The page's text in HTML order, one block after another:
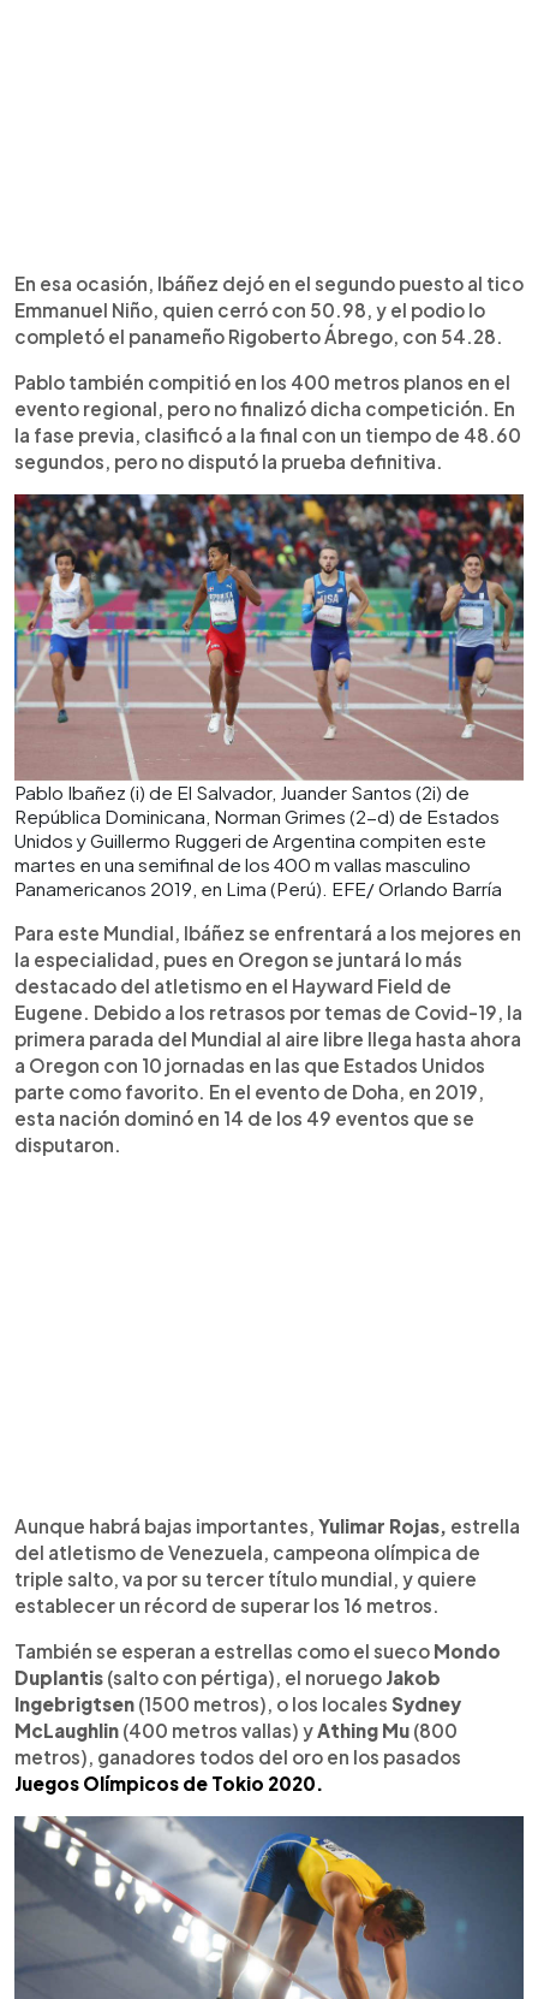
En esa ocasión, Ibáñez dejó en el segundo puesto al tico
Emmanuel Niño, quien cerró con 50.98, y el podio lo
completó el panameño Rigoberto Ábrego, con 54.28.
Pablo también compitió en los 400 metros planos en el
evento regional, pero no finalizó dicha competición. En
la fase previa, clasificó a la final con un tiempo de 48.60
segundos, pero no disputó la prueba definitiva.
Pablo Ibañez (i) de El Salvador, Juander Santos (2i) de
República Dominicana, Norman Grimes (2-d) de Estados
Unidos y Guillermo Ruggeri de Argentina compiten este
martes en una semifinal de los 400 m vallas masculino
Panamericanos 2019, en Lima (Perú). EFE/ Orlando Barría
Para este Mundial, Ibáñez se enfrentará a los mejores en
la especialidad, pues en Oregon se juntará lo más
destacado del atletismo en el Hayward Field de
Eugene. Debido a los retrasos por temas de Covid-19, la
primera parada del Mundial al aire libre llega hasta ahora
a Oregon con 10 jornadas en las que Estados Unidos
parte como favorito. En el evento de Doha, en 2019,
esta nación dominó en 14 de los 49 eventos que se
disputaron.
Aunque habrá bajas importantes, Yulimar Rojas, estrella
del atletismo de Venezuela, campeona olímpica de
triple salto, va por su tercer título mundial, y quiere
establecer un récord de superar los 16 metros.
También se esperan a estrellas como el sueco Mondo
Duplantis (salto con pértiga), el noruego Jakob
Ingebrigtsen (1500 metros), o los locales Sydney
McLaughlin (400 metros vallas) yAthing Mu (800
metros), ganadores todos del oro en los pasados
Juegos Olímpicos de Tokio 2020.